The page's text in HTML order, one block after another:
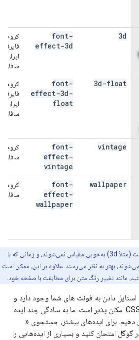
3d
font-
effect-3d
کروم،
اپرا،
سافاری
3d-float
font-
effect-3d-
float
کروم،
اپرا،
سافاری
vintage
font-
effect-
vintage
کروم،
سافاری
wallpaper
font-
effect-
wallpaper
کروم،
سافاری
برخی از جلوه‌های فونت (مثلاً 3d) به‌خوبی مقیاس نمی‌شوند، و زمانی که با
بهتر به نظر می‌رسند. علاوه بر این، ممکن است
مانند تغییر رنگ متن برای مطابقت با صفحه خود.
استایل دادن به فونت های شما وجود دارد و
بسیاری از چیزها از طریق CSS امکان پذیر است. ما به سادگی چند ایده
دهیم. برای ایده‌های بیشتر، جستجوی «
گوگل امتحان کنید و بسیاری از ایده‌هایی را